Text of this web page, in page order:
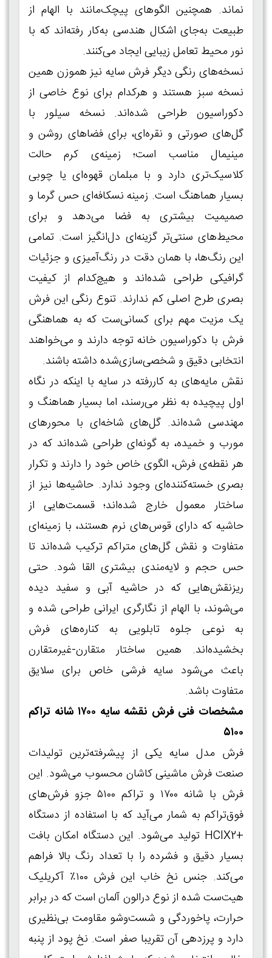
نماند. همچنین الگوهای پیچک‌مانند با الهام از
طبیعت به‌جای اشکال هندسی به‌کار رفته‌اند که با
نور محیط تعامل زیبایی ایجاد می‌کنند.
نسخه‌های رنگی دیگر فرش سایه نیز هموزن همین
نسخه سبز هستند و هرکدام برای نوع خاصی از
دکوراسیون طراحی شده‌اند. نسخه سیلور با
گل‌های صورتی و نقره‌ای، برای فضاهای روشن و
مینیمال مناسب است؛ زمینه‌ی کرم حالت
کلاسیک‌تری دارد و با مبلمان قهوه‌ای یا چوبی
بسیار هماهنگ است. زمینه نسکافه‌ای حس گرما و
صمیمیت بیشتری به فضا می‌دهد و برای
محیط‌های سنتی‌تر گزینه‌ای دل‌انگیز است. تمامی
این رنگ‌ها، با همان دقت در رنگ‌آمیزی و جزئیات
گرافیکی طراحی شده‌اند و هیچ‌کدام از کیفیت
بصری طرح اصلی کم ندارند. تنوع رنگی این فرش
یک مزیت مهم برای کسانی‌ست که به هماهنگی
فرش با دکوراسیون خانه توجه دارند و می‌خواهند
انتخابی دقیق و شخصی‌سازی‌شده داشته باشند.
نقش‌ مایه‌های به‌ کاررفته در سایه با اینکه در نگاه
اول پیچیده به نظر می‌رسند، اما بسیار هماهنگ و
مهندسی‌ شده‌اند. گل‌های شاخه‌ای با محورهای
مورب و خمیده، به‌ گونه‌ای طراحی شده‌اند که در
هر نقطه‌ی فرش، الگوی خاص خود را دارند و تکرار
بصری خسته‌کننده‌ای وجود ندارد. حاشیه‌ها نیز از
ساختار معمول خارج شده‌اند؛ قسمت‌هایی از
حاشیه که دارای قوس‌های نرم هستند، با زمینه‌ای
متفاوت و نقش گل‌های متراکم ترکیب شده‌اند تا
حس حجم و لایه‌مندی بیشتری القا شود. حتی
ریزنقش‌هایی که در حاشیه آبی و سفید دیده
می‌شوند، با الهام از نگارگری ایرانی طراحی شده و
به نوعی جلوه تابلویی به کناره‌های فرش
بخشیده‌اند. همین ساختار متقارن-غیرمتقارن
باعث می‌شود سایه فرشی خاص برای سلایق
متفاوت باشد.
مشخصات فنی فرش نقشه سایه ۱۷۰۰ شانه تراکم
۵۱۰۰
فرش مدل سایه یکی از پیشرفته‌ترین تولیدات
صنعت فرش ماشینی کاشان محسوب می‌شود. این
فرش با شانه ۱۷۰۰ و تراکم ۵۱۰۰ جزو فرش‌های
فوق‌تراکم به شمار می‌آید که با استفاده از دستگاه
+HCIX2 تولید می‌شود. این دستگاه امکان بافت
بسیار دقیق و فشرده را با تعداد رنگ بالا فراهم
می‌کند. جنس نخ خاب این فرش ۱۰۰٪ آکریلیک
هیت‌ست شده از نوع درالون آلمان است که در برابر
حرارت، پاخوردگی و شست‌وشو مقاومت بی‌نظیری
دارد و پرزدهی آن تقریبا صفر است. نخ پود از پنبه